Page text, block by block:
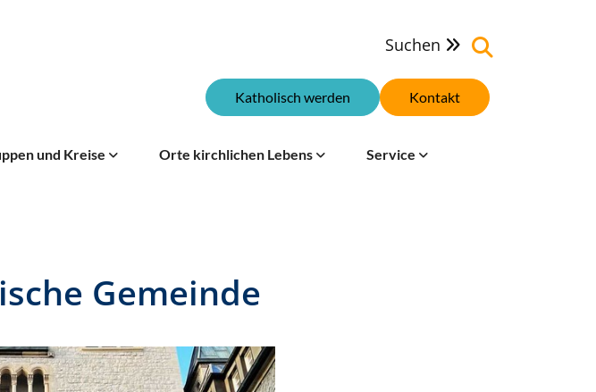
Suchen 
Kontakt
Katholisch werden
und Kreise Orte kirchlichen Lebens Service
Gemeinde